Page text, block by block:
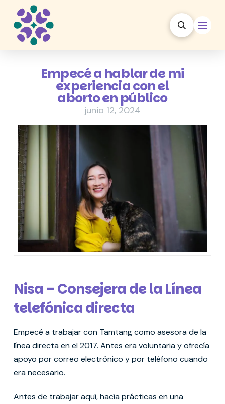
Empecé a hablar de mi
experiencia con el
aborto en público
junio 12, 2024
Nisa – Consejera de la Línea
telefónica directa
Empecé a trabajar con Tamtang como asesora de la
línea directa en el 2017. Antes era voluntaria y ofrecía
apoyo por correo electrónico y por teléfono cuando
era necesario.
Antes de trabajar aquí, hacía prácticas en una